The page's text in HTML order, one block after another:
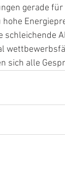
gerade
sich alle